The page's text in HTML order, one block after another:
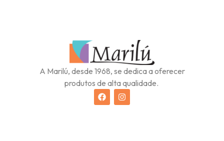
A Marilú, desde 1968, se dedica a oferecer
produtos de alta qualidade.